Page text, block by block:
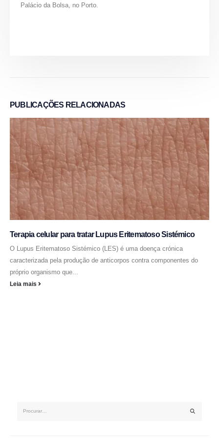
Palácio da Bolsa, no Porto.
PUBLICAÇÕES RELACIONADAS
Terapia celular para tratar Lupus Eritematoso Sistémico
O Lupus Eritematoso Sistémico (LES) é uma doença crónica
caracterizada pela produção de anticorpos contra componentes do
próprio organismo que...
Leia mais